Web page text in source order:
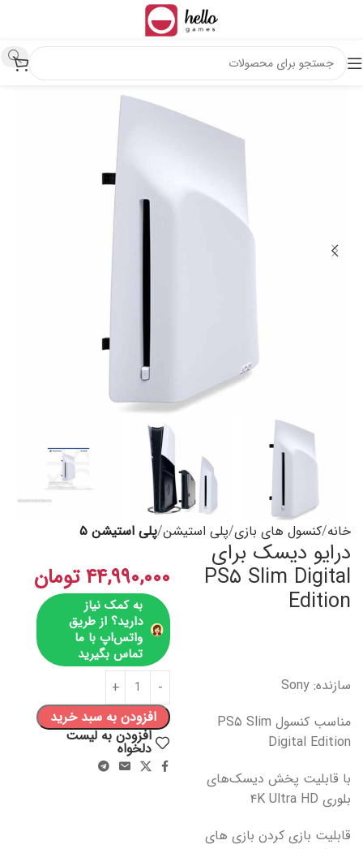
خانه کنسول های بازی پلی استیشن پلی استیشن ۵
درایو دیسک برای
PS۵ Slim Digital
Edition
سازنده: Sony
مناسب کنسول PS۵ Slim
Digital Edition
با قابلیت پخش دیسک‌های
بلوری ۴K Ultra HD
قابلیت بازی کردن بازی های
۴۴,۹۹۰,۰۰۰ تومان
به کمک نیاز
دارید؟ از طریق
واتس‌اپ با ما
تماس بگیرید
افزودن به سبد خرید
افزودن به لیست
دلخواه